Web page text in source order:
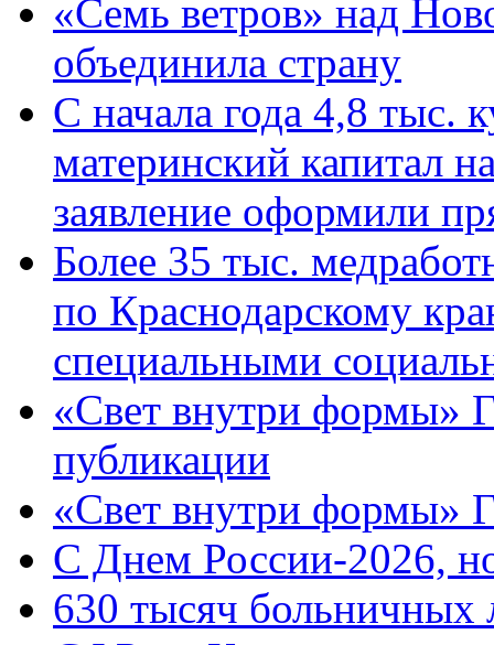
«Семь ветров» над
объединила страну
С начала года 4,8 тыс.
материнский капитал
заявление оформили
Более 35 тыс.
по Краснодарскому
специальными
«Свет внутри формы»
публикации
«Свет внутри формы»
C Днем России-2026,
630 тысяч больничных